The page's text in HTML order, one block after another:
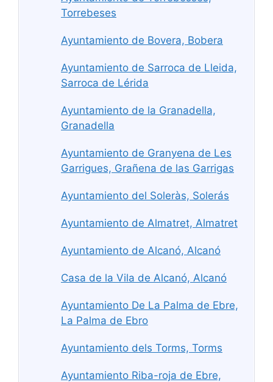
Torrebeses
Ayuntamiento de Bovera, Bobera
Ayuntamiento de Sarroca de Lleida,
Sarroca de Lérida
Ayuntamiento de la Granadella,
Granadella
Ayuntamiento de Granyena de Les
Garrigues, Grañena de las Garrigas
Ayuntamiento del Soleràs, Solerás
Ayuntamiento de Almatret, Almatret
Ayuntamiento de Alcanó, Alcanó
Casa de la Vila de Alcanó, Alcanó
Ayuntamiento De La Palma de Ebre,
La Palma de Ebro
Ayuntamiento dels Torms, Torms
Ayuntamiento Riba-roja de Ebre,